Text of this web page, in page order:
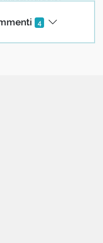
4
In questo caso non